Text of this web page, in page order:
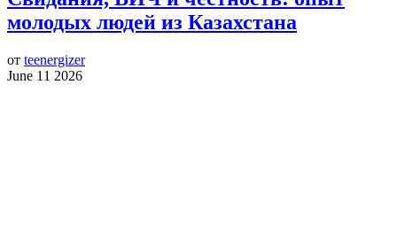
молодых людей из Казахстана
от teenergizer
June 11 2026